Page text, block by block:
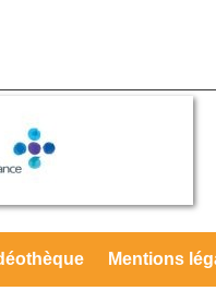
Mentions